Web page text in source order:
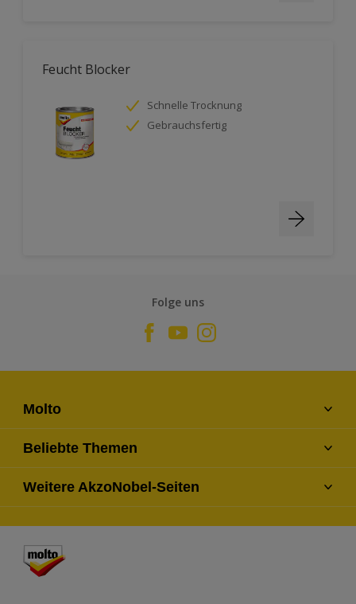
Feucht Blocker
Schnelle Trocknung
Gebrauchsfertig
Folge uns
Molto
Kontaktiere uns
Finde einen Händler
Über uns
Beliebte Themen
Farben
Fragen und Antworten
Lexikon
Weitere AkzoNobel-Seiten
Hammerite
Xyladecor